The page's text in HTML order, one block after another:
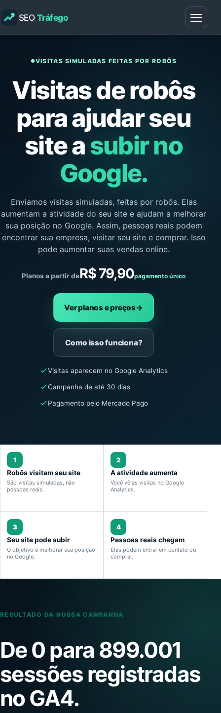
SEOTráfego
●VISITAS SIMULADAS FEITAS POR ROBÔS
Visitas de robôs
para ajudar seu
site asubir no
Google.
Enviamos visitas simuladas, feitas por robôs. Elas
aumentam a atividade do seu site e ajudam a melhorar
sua posição no Google. Assim, pessoas reais podem
encontrar sua empresa, visitar seu site e comprar. Isso
pode aumentar suas vendas online.
Planos a partir deR$ 79,90pagamento único
Ver planos e preços→
Como isso funciona?
Visitas aparecem no Google Analytics
Campanha de até 30 dias
Pagamento pelo Mercado Pago
1
Robôs visitam seu site
São visitas simuladas, não
pessoas reais.
2
A atividade aumenta
Você vê as visitas no Google
Analytics.
3
Seu site pode subir
O objetivo é melhorar sua posição
no Google.
4
Pessoas reais chegam
Elas podem entrar em contato ou
comprar.
RESULTADO DA NOSSA CAMPANHA
De 0 para 899.001
sessões registradas
no GA4.